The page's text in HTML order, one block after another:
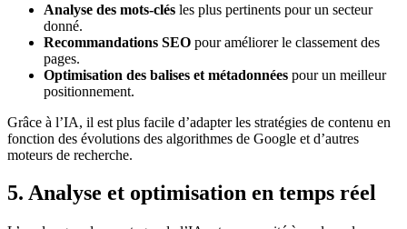
Analyse des mots-clés les plus pertinents pour un secteur
donné.
Recommandations SEO pour améliorer le classement des
pages.
Optimisation des balises et métadonnées pour un meilleur
positionnement.
Grâce à l’IA, il est plus facile d’adapter les stratégies de contenu en
fonction des évolutions des algorithmes de Google et d’autres
moteurs de recherche.
5. Analyse et optimisation en temps réel